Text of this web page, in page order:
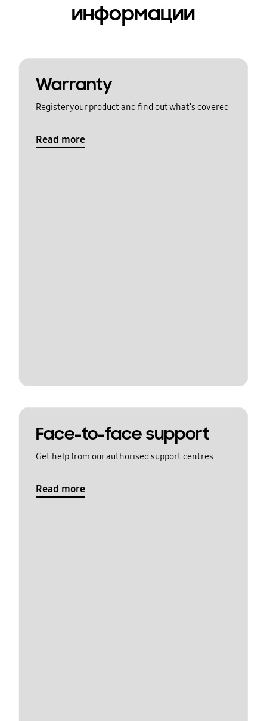
информации
Warranty
Register your product and find out what's covered
Read more
Face-to-face support
Get help from our authorised support centres
Read more